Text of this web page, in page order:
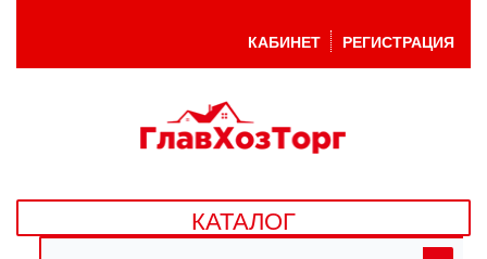
ДАЧА, САД И ОГОРОД
ДЕТСКИЕ ТОВАРЫ
КАБИНЕТ РЕГИСТРАЦИЯ
КАТАЛОГ